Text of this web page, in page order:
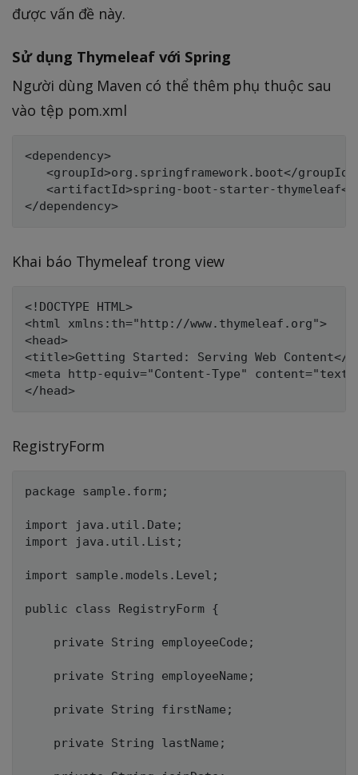
được vấn đề này.
Sử dụng Thymeleaf với Spring
Người dùng Maven có thể thêm phụ thuộc sau
vào tệp pom.xml
<dependency>
   <groupId>org.springframework.boot</groupId>
<artifactId>spring-boot-starter-
Khai báo Thymeleaf trong view
<!DOCTYPE HTML>
<html xmlns:th="http://www.thymeleaf.org">
<head>
<title>Getting Started: Serving Web
<meta http-equiv="Content-Type"
RegistryForm
package sample.form;
import java.util.Date;
import java.util.List;
import sample.models.Level;
public class RegistryForm {